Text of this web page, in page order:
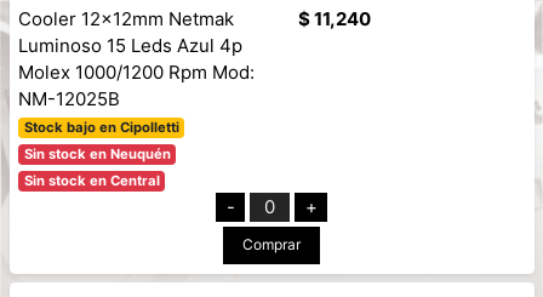
Cooler 12x12mm Netmak
Luminoso 15 Leds Azul 4p
Molex 1000/1200 Rpm Mod:
NM-12025B
Stock bajo en Cipolletti
Sin stock en Neuquén
Sin stock en Central
$ 11,240
- 0 +
Comprar